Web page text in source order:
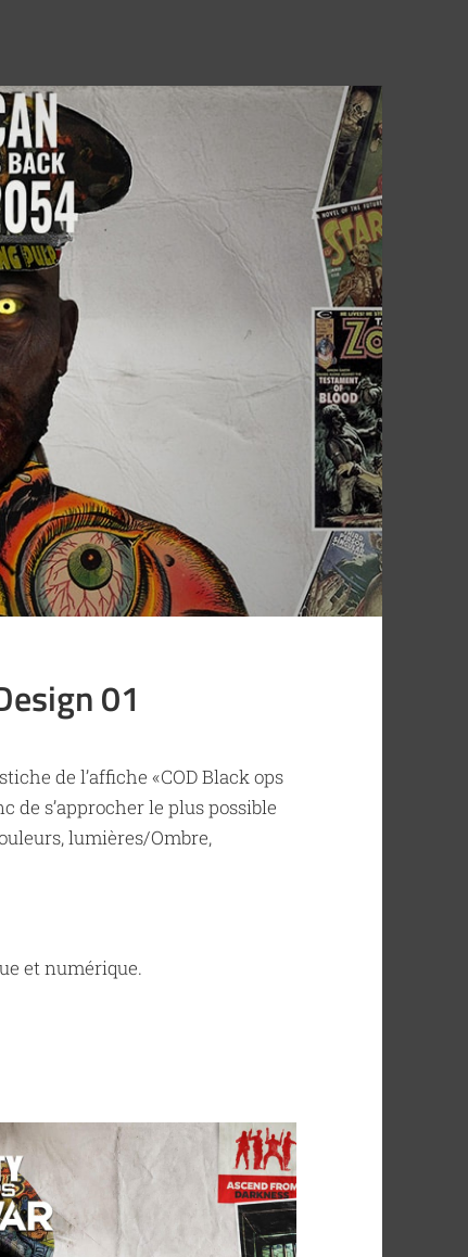
01
de l’affiche «COD Black ops
de s’approcher le plus possible
lumières/Ombre,
et numérique.